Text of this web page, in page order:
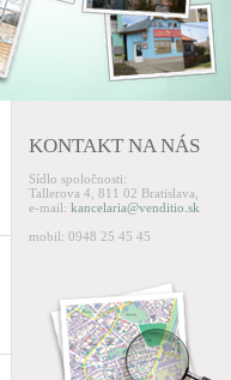
KONTAKT NA NÁS
Sídlo spoločnosti:
Tallerova 4, 811 02 Bratislava,
e-mail: kancelaria@venditio.sk
mobil: 0948 25 45 45